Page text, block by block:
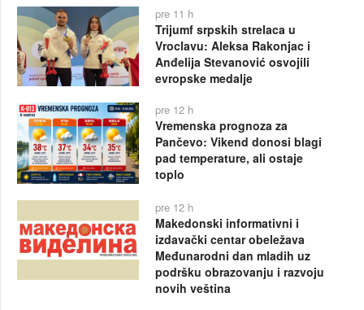
pre 11 h
Trijumf srpskih strelaca u
Vroclavu: Aleksa Rakonjac i
Anđelija Stevanović osvojili
evropske medalje
pre 12 h
Vremenska prognoza za
Pančevo: Vikend donosi blagi
pad temperature, ali ostaje
toplo
pre 12 h
Makedonski informativni i
izdavački centar obeležava
Međunarodni dan mladih uz
podršku obrazovanju i razvoju
novih veština